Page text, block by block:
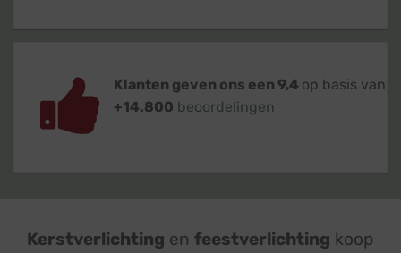
Klanten geven ons een 9,4 op basis van
+14.800 beoordelingen
Kerstverlichting en feestverlichting koop